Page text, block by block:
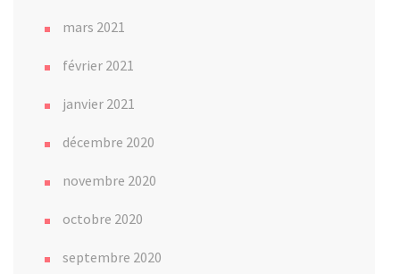
mars 2021
février 2021
janvier 2021
décembre 2020
novembre 2020
octobre 2020
septembre 2020